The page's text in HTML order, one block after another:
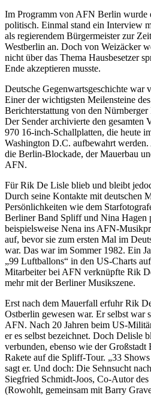
Im Programm von AFN Berlin wurde
politisch. Einmal stand ein Interview
als regierendem Bürgermeister zur
Westberlin an. Doch von Weizäcker
nicht über das Thema Hausbesetzer
Ende akzeptieren musste.
Deutsche Gegenwartsgeschichte war
Einer der wichtigsten Meilensteine
Berichterstattung von den Nürnberger
Der Sender archivierte den gesamten
970 16-inch-Schallplatten, die heute
Washington D.C. aufbewahrt
die Berlin-Blockade, der Mauerbau
AFN.
Für Rik De Lisle blieb und bleibt
Durch seine Kontakte mit deutschen
Persönlichkeiten wie dem
Berliner Band Spliff und Nina Hagen
beispielsweise Nena ins AFN-
auf, bevor sie zum ersten Mal im
war. Das war im Sommer 1982. Ein
„99 Luftballons“ in den US-Charts
Mitarbeiter bei AFN verknüpfte Rik
mehr mit der Berliner Musikszene.
Erst nach dem Mauerfall erfuhr Rik
Ostberlin gewesen war. Er selbst war
AFN. Nach 20 Jahren beim US-
er es selbst bezeichnet. Doch Delisle
verbunden, ebenso wie der
Rakete auf die Spliff-Tour. „33
sagt er. Und doch: Die Sehnsucht
Siegfried Schmidt-Joos, Co-Autor
(Rowohlt, gemeinsam mit Barry